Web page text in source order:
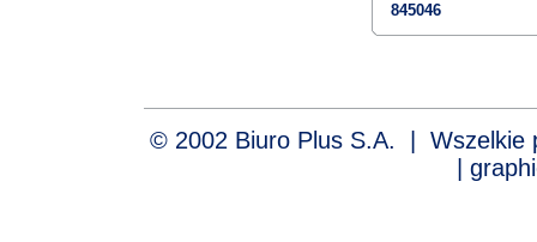
845046
© 2002 Biuro Plus S.A. |
|